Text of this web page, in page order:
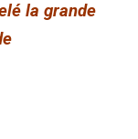
la grande